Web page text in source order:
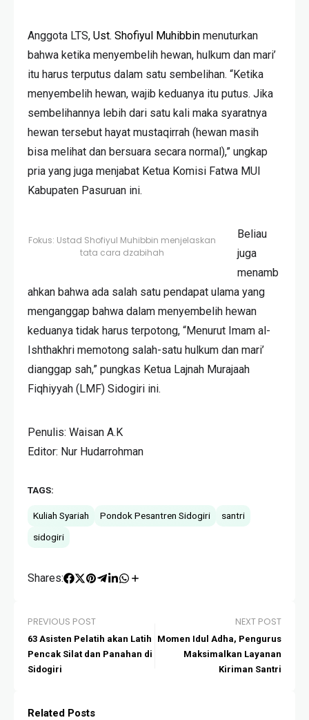
Anggota LTS, Ust. Shofiyul Muhibbin menuturkan
bahwa ketika menyembelih hewan, hulkum dan mari’
itu harus terputus dalam satu sembelihan. “Ketika
menyembelih hewan, wajib keduanya itu putus. Jika
sembelihannya lebih dari satu kali maka syaratnya
hewan tersebut hayat mustaqirrah (hewan masih
bisa melihat dan bersuara secara normal),” ungkap
pria yang juga menjabat Ketua Komisi Fatwa MUI
Kabupaten Pasuruan ini.
Fokus: Ustad Shofiyul Muhibbin menjelaskan
tata cara dzabihah
Beliau
juga
menamb
ahkan bahwa ada salah satu pendapat ulama yang
menganggap bahwa dalam menyembelih hewan
keduanya tidak harus terpotong, “Menurut Imam al-
Ishthakhri memotong salah-satu hulkum dan mari’
dianggap sah,” pungkas Ketua Lajnah Murajaah
Fiqhiyyah (LMF) Sidogiri ini.
Penulis: Waisan A.K
Editor: Nur Hudarrohman
TAGS:
Kuliah Syariah Pondok Pesantren Sidogiri
santri
sidogiri
Shares:
PREVIOUS POST
63 Asisten Pelatih akan Latih
Pencak Silat dan Panahan di
Sidogiri
NEXT POST
Momen Idul Adha, Pengurus
Maksimalkan Layanan
Kiriman Santri
Related Posts